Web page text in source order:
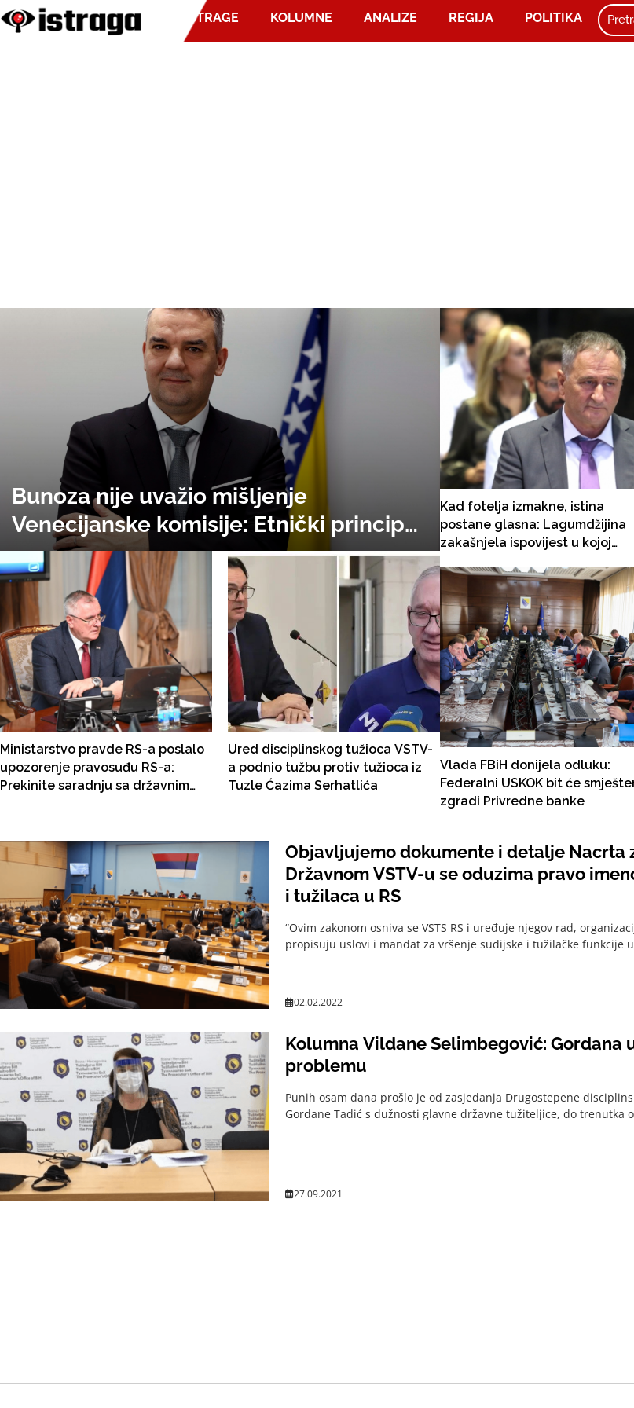
ISTRAGE KOLUMNE ANALIZE REGIJA POLITIKA
Bunoza nije uvažio mišljenje
Venecijanske komisije: Etnički princip
ostao ispred stručnosti, VSTV nema
konačnu verziju
Ministarstvo pravde RS-a poslalo
upozorenje pravosuđu RS-a:
Prekinite saradnju sa državnim
Ured disciplinskog tužioca VSTV-
a podnio tužbu protiv tužioca iz
Tuzle Ćazima Serhatlića
Kad fotelja izmakne, istina
postane glasna: Lagumdžijina
zakašnjela ispovijest u kojoj
Dodika!?
Vlada FBiH donijela odluku:
Federalni USKOK bit će
zgradi Privredne banke
Objavljujemo dokumente i detalje Nacrta
Državnom VSTV-u se oduzima pravo
i tužilaca u RS
“Ovim zakonom osniva se VSTS RS i uređuje njegov rad,
propisuju uslovi i mandat za vršenje sudijske i tužilačke funkcije
02.02.2022
Kolumna Vildane Selimbegović: Gordana
problemu
Punih osam dana prošlo je od zasjedanja Drugostepene
Gordane Tadić s dužnosti glavne državne tužiteljice, do trenutka
27.09.2021